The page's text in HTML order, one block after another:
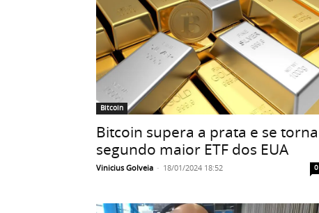
Bitcoin
Bitcoin supera a prata e se torna
segundo maior ETF dos EUA
Vinicius Golveia - 18/01/2024 18:52 0